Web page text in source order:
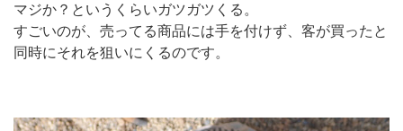
マジか？というくらいガツガツくる。
すごいのが、売ってる商品には手を付けず、客が買ったと
同時にそれを狙いにくるのです。